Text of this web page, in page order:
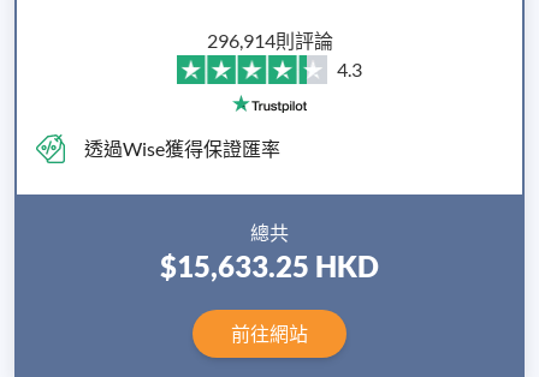
296,914則評論
4.3
透過Wise獲得保證匯率
總共
$15,633.25 HKD
前往網站